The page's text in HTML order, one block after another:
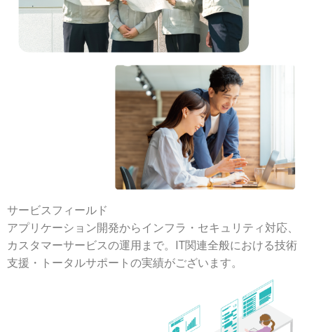
サービスフィールド
アプリケーション開発からインフラ・セキュリティ対応、
カスタマーサービスの運用まで。IT関連全般における技術
支援・トータルサポートの実績がございます。